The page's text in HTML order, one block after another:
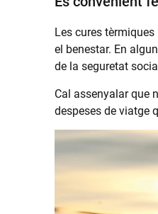
Les cures
el benestar. En
de la seguretat
Cal assenyalar que
despeses de viatge